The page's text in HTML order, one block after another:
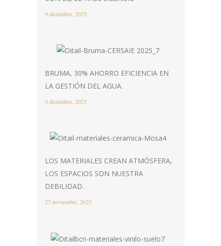
9 diciembre, 2025
BRUMA, 30% AHORRO EFICIENCIA EN
LA GESTIÓN DEL AGUA.
4 diciembre, 2025
LOS MATERIALES CREAN ATMÓSFERA,
LOS ESPACIOS SON NUESTRA
DEBILIDAD.
27 noviembre, 2025